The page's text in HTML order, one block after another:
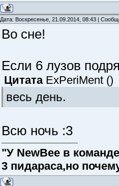
Дата: Воскресенье, 21.09.2014, 08:43 |
Во сне!
Если 6 лузов
Цитата ExPeriMent ()
весь день.
Всю ночь :3
"У NewBee в
3 пидараса,но